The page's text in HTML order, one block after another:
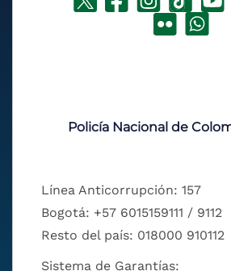
Policía Nacional de
Línea Anticorrupción: 157
Bogotá: +57 6015159111 / 9112
Resto del país: 018000 910112
Sistema de Garantías: